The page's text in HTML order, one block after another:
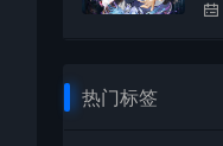
热门标签